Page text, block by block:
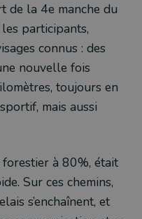
de la 4e manche du
participants,
connus : des
nouvelle fois
toujours en
mais aussi
à 80%, était
Sur ces chemins,
s’enchaînent, et